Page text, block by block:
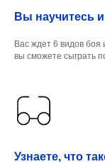
Вы научитесь
Вас ждет 6 видов
вы сможете сыграть
Узнаете, что